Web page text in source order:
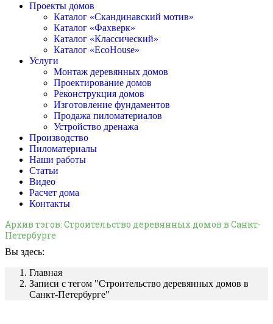
Проекты домов
Каталог «Скандинавский мотив»
Каталог «Фахверк»
Каталог «Классический»
Каталог «EcoHouse»
Услуги
Монтаж деревянных домов
Проектирование домов
Реконструкция домов
Изготовление фундаментов
Продажа пиломатериалов
Устройство дренажа
Производство
Пиломатериалы
Наши работы
Статьи
Видео
Расчет дома
Контакты
Архив тэгов: Строительство деревянных домов в Санкт-
Петербурге
Вы здесь:
Главная
Записи с тегом "Строительство деревянных домов в
Санкт-Петербурге"